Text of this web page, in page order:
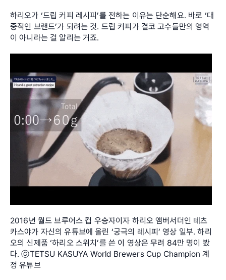
하리오가 ‘드립 커피 레시피’를 전하는 이유는 단순해요. 바로 ‘대
중적인 브랜드’가 되려는 것. 드립 커피가 결코 고수들만의 영역
이 아니라는 걸 알리는 거죠.
2016년 월드 브루어스 컵 우승자이자 하리오 앰버서더인 테츠
카스야가 자신의 유튜브에 올린 ‘궁극의 레시피’ 영상 일부. 하리
오의 신제품 ‘하리오 스위치’를 쓴 이 영상은 무려 84만 명이 봤
다. ⓒTETSU KASUYA World Brewers Cup Champion 계
정 유튜브